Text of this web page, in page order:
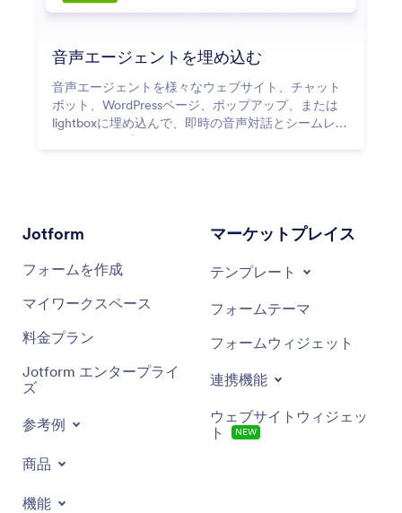
音声エージェントを埋め込む
音声エージェントを様々なウェブサイト、チャット
ボット、WordPressページ、ポップアップ、または
lightboxに埋め込んで、即時の音声対話とシームレス
なサポートを実現します。
Jotform
フォームを作成
マイワークスペース
料金プラン
Jotform エンタープライ
ズ
参考例
商品
機能
マーケットプレイス
テンプレート
フォームテーマ
フォームウィジェット
連携機能
ウェブサイトウィジェッ
ト
NEW